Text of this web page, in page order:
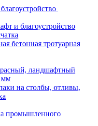
и благоустройство
бетонная тротуарная
ландшафтный
мм
на столбы, отливы,
промышленного